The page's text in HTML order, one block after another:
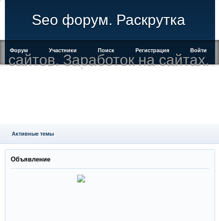
Seo форум. Раскрутка
сайтов. Заработок на сайтах.
Форум Участники Поиск Регистрация Войти
Активные темы
Объявление